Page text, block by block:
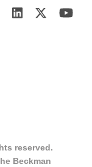
reserved.
Beckman